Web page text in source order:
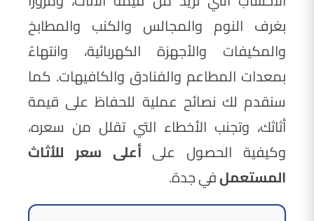
بغرف النوم والمجالس والكنب والمطابخ
والمكيفات والأجهزة الكهربائية، وانتهاءً
بمعدات المطاعم والفنادق والكافيهات. كما
سنقدم لك نصائح عملية للحفاظ على قيمة
أثاثك، وتجنب الأخطاء التي تقلل من سعره،
وكيفية الحصول علىأعلى سعر للأثاث
المستعملفي جدة.